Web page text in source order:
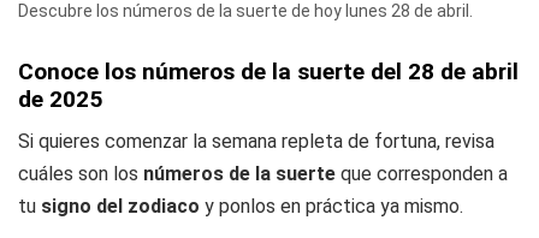
Descubre los números de la suerte de hoy lunes 28 de abril.
Conoce los números de la suerte del 28 de abril
de 2025
Si quieres comenzar la semana repleta de fortuna, revisa
cuáles son los números de la suerte que corresponden a
tu signo del zodiaco y ponlos en práctica ya mismo.